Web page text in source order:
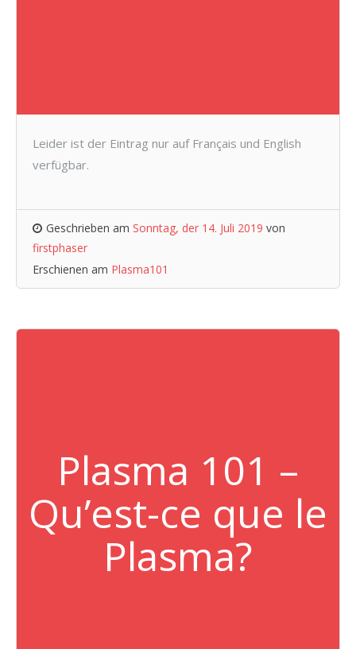
Leider ist der Eintrag nur auf Français und English
verfügbar.
Geschrieben am Sonntag, der 14. Juli 2019 von
firstphaser
Erschienen am Plasma101
Plasma 101 –
Qu’est-ce que le
Plasma?